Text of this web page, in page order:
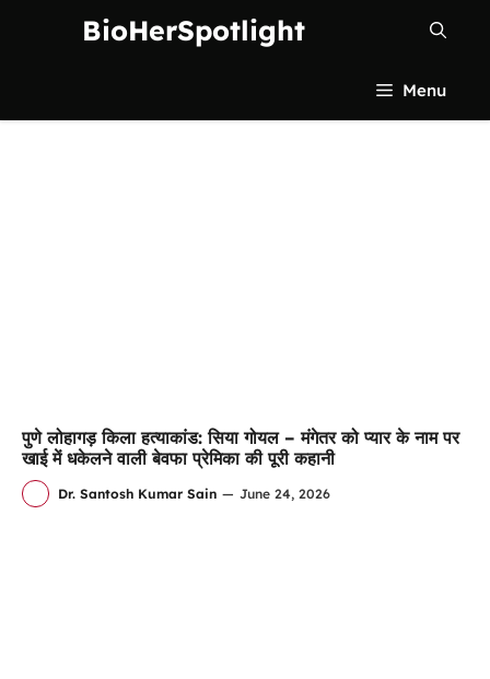
BioHerSpotlight
Menu
पुणे लोहागड़ किला हत्याकांड: सिया गोयल – मंगेतर को प्यार के नाम पर
खाई में धकेलने वाली बेवफा प्रेमिका की पूरी कहानी
Dr. Santosh Kumar Sain — June 24, 2026